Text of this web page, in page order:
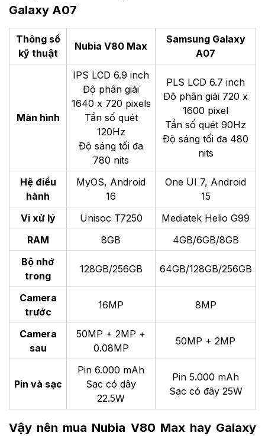
Galaxy A07
Thông số
kỹ thuật
Nubia V80 Max
Samsung Galaxy
A07
Màn hình
IPS LCD 6.9 inch
Độ phân giải
1640 x 720 pixels
Tần số quét
120Hz
Độ sáng tối đa
780 nits
PLS LCD 6.7 inch
Độ phân giải 720 x
1600 pixel
Tần số quét 90Hz
Độ sáng tối đa 480
nits
Hệ điều
hành
MyOS, Android
16
One UI 7, Android
15
Vi xử lý
Unisoc T7250
Mediatek Helio G99
RAM
8GB
4GB/6GB/8GB
Bộ nhớ
trong
128GB/256GB 64GB/128GB/256GB
Camera
trước
16MP 8MP
Camera
sau
50MP + 2MP +
0.08MP
50MP + 2MP
Pin và sạc
Pin 6.000 mAh
Sạc có dây
22.5W
Pin 5.000 mAh
Sạc có đây 25W
Vậy nên mua Nubia V80 Max hay Galaxy